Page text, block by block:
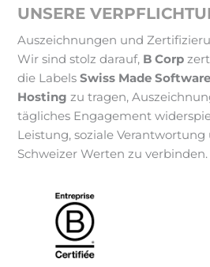
UNSERE
Auszeichnungen und
Wir sind stolz darauf, B Corp
die Labels Swiss Made Software
Hosting zu tragen,
tägliches Engagement
Leistung, soziale Verantwortung
Schweizer Werten zu verbinden.